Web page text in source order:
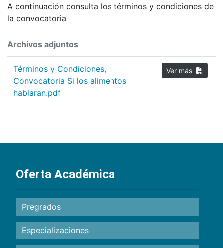
A continuación consulta los términos y condiciones de
la convocatoria
Archivos adjuntos
Términos y Condiciones,
Convocatoria Si los alimentos
hablaran.pdf
Oferta Académica
Pregrados
Especializaciones